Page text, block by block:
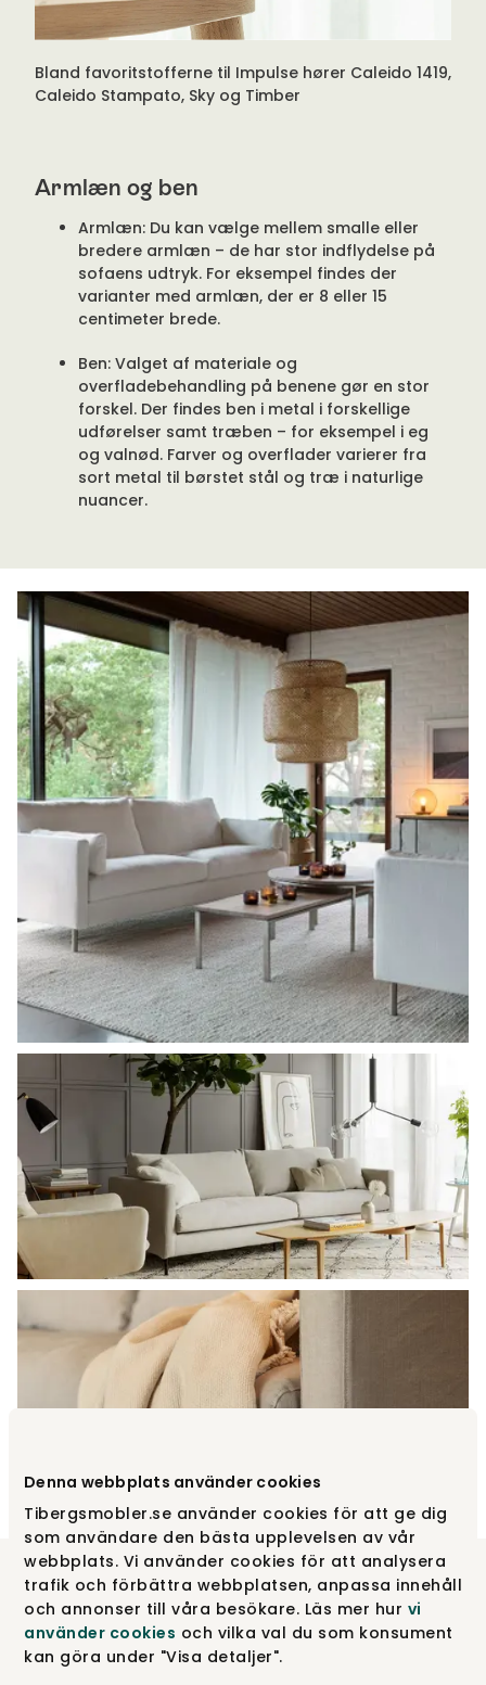
Denna webbplats använder cookies
Tibergsmobler.se använder cookies för att ge dig
som användare den bästa upplevelsen av vår
webbplats. Vi använder cookies för att analysera
trafik och förbättra webbplatsen, anpassa innehåll
och annonser till våra besökare. Läs mer hur vi
använder cookies och vilka val du som konsument
kan göra under "Visa detaljer".
Bland favoritstofferne til Impulse hører Caleido 1419,
Caleido Stampato, Sky og Timber
Armlæn og ben
Armlæn: Du kan vælge mellem smalle eller
bredere armlæn – de har stor indflydelse på
sofaens udtryk. For eksempel findes der
varianter med armlæn, der er 8 eller 15
centimeter brede.
Ben: Valget af materiale og
overfladebehandling på benene gør en stor
forskel. Der findes ben i metal i forskellige
udførelser samt træben – for eksempel i eg
og valnød. Farver og overflader varierer fra
sort metal til børstet stål og træ i naturlige
nuancer.